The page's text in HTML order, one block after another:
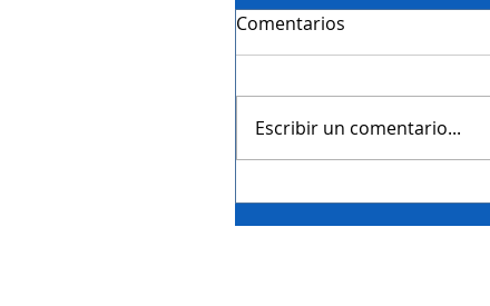
Comentarios
Escribir un comentario...